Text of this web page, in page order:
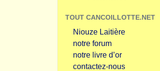
TOUT CANCOILLOTTE.NET
Niouze Laitière
notre forum
notre livre d’or
contactez-nous